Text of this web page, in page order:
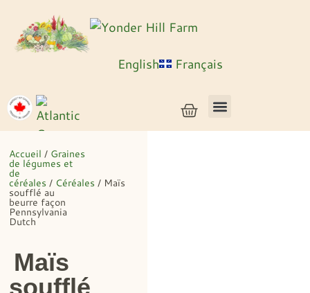
English Français
Accueil / Graines
de légumes et
de
céréales / Céréales / Maïs
soufflé au
beurre façon
Pennsylvania
Dutch
Maïs
soufflé